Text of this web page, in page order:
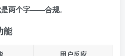
两个字——合规。
能
用户反应